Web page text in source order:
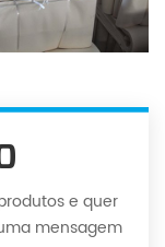
e quer
mensagem